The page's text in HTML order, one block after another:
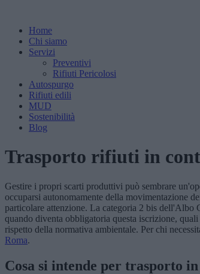
Home
Chi siamo
Servizi
Preventivi
Rifiuti Pericolosi
Autospurgo
Rifiuti edili
MUD
Sostenibilità
Blog
Trasporto rifiuti in
Gestire i propri scarti produttivi può sembrare
occuparsi autonomamente della movimentazione
particolare attenzione. La categoria 2 bis dell'Albo
quando diventa obbligatoria questa iscrizione,
rispetto della normativa ambientale. Per chi
Roma.
Cosa si intende per trasporto